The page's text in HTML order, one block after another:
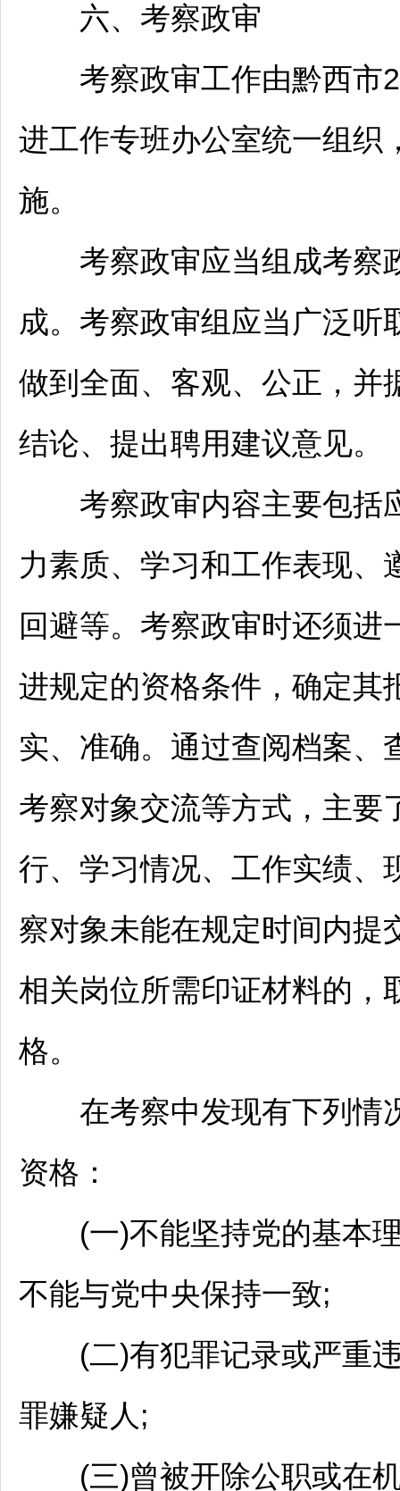
六、考察政审
考察政审工作由黔西市
进工作专班办公室统一组织
施。
考察政审应当组成考察
成。考察政审组应当广泛听
做到全面、客观、公正，并
结论、提出聘用建议意见。
考察政审内容主要包括
力素质、学习和工作表现、
回避等。考察政审时还须
进规定的资格条件，确定其
实、准确。通过查阅档案、
考察对象交流等方式，主要
行、学习情况、工作实绩、
察对象未能在规定时间内提
相关岗位所需印证材料的，
格。
在考察中发现有下列情
资格：
(一)不能坚持党的基本理
不能与党中央保持一致;
(二)有犯罪记录或严重违
罪嫌疑人;
(三)曾被开除公职或在机